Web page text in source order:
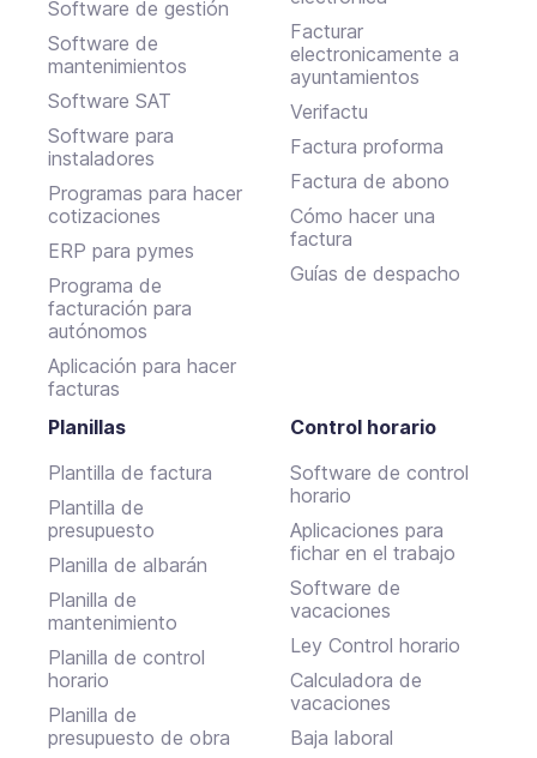
Software de gestión
Software de
mantenimientos
Software SAT
Software para
instaladores
Programas para hacer
cotizaciones
ERP para pymes
Programa de
facturación para
autónomos
Aplicación para hacer
facturas
Facturar
electronicamente a
ayuntamientos
Verifactu
Factura proforma
Factura de abono
Cómo hacer una
factura
Guías de despacho
Planillas
Plantilla de factura
Plantilla de
presupuesto
Planilla de albarán
Planilla de
mantenimiento
Planilla de control
horario
Planilla de
presupuesto de obra
Control horario
Software de control
horario
Aplicaciones para
fichar en el trabajo
Software de
vacaciones
Ley Control horario
Calculadora de
vacaciones
Baja laboral